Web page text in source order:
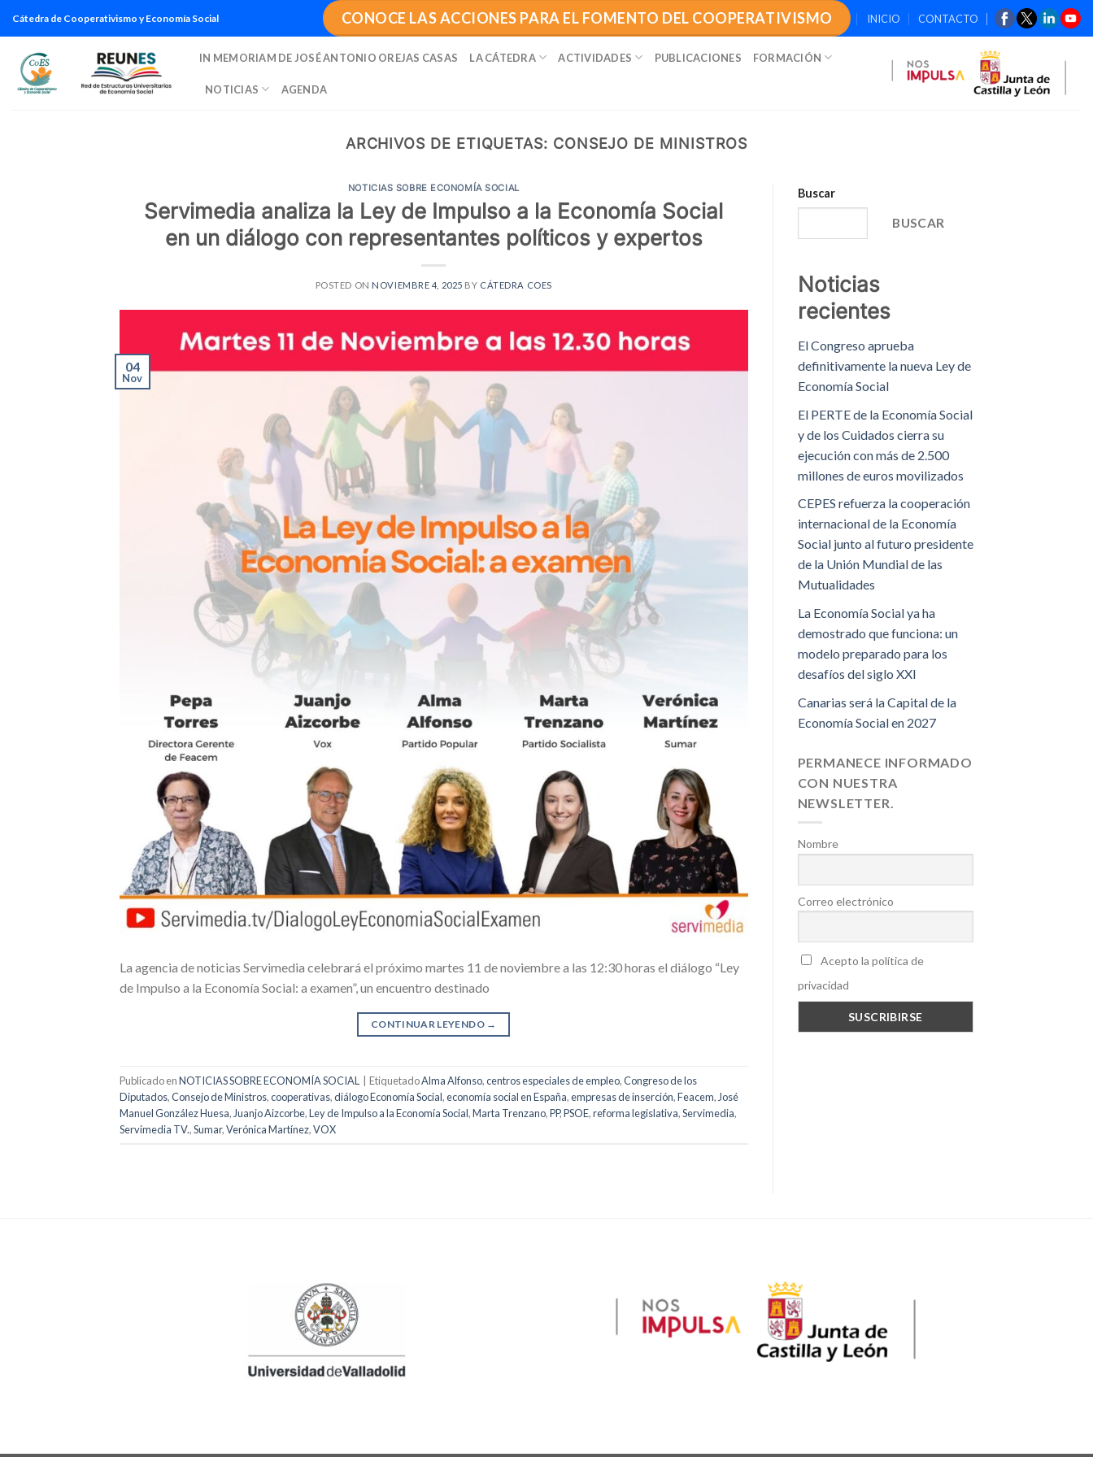
contenido
Cátedra de Cooperativismo y Economía Social CONOCE LAS ACCIONES PARA EL FOMENTO DEL COOPERATIVISMO INICIO CONTACTO
IN MEMORIAM DE JOSÉ ANTONIO OREJAS CASAS LA CÁTEDRA ACTIVIDADES PUBLICACIONES FORMACIÓN
NOTICIAS AGENDA
ARCHIVOS DE ETIQUETAS: CONSEJO DE MINISTROS
NOTICIAS SOBRE ECONOMÍA SOCIAL
Servimedia analiza la Ley de Impulso a la Economía Social
en un diálogo con representantes políticos y expertos
POSTED ON NOVIEMBRE 4, 2025 BY CÁTEDRA COES
04
Nov
La agencia de noticias Servimedia celebrará el próximo martes 11 de noviembre a las 12:30 horas el diálogo “Ley
de Impulso a la Economía Social: a examen”, un encuentro destinado
CONTINUAR LEYENDO →
Publicado enNOTICIAS SOBRE ECONOMÍA SOCIAL EtiquetadoAlma Alfonso,centros especiales de empleo,Congreso de los
Diputados,Consejo de Ministros,cooperativas,diálogo Economía Social,economía social en España,empresas de inserción,Feacem, José
Manuel González Huesa, Juanjo Aizcorbe,Ley de Impulso a la Economía Social,Marta Trenzano,PP,PSOE,reforma legislativa,Servimedia,
Servimedia TV.,Sumar,Verónica Martínez,VOX
Buscar
BUSCAR
Noticias
recientes
El Congreso aprueba
definitivamente la nueva Ley de
Economía Social
El PERTE de la Economía Social
y de los Cuidados cierra su
ejecución con más de 2.500
millones de euros movilizados
CEPES refuerza la cooperación
internacional de la Economía
Social junto al futuro presidente
de la Unión Mundial de las
Mutualidades
La Economía Social ya ha
demostrado que funciona: un
modelo preparado para los
desafíos del siglo XXI
Canarias será la Capital de la
Economía Social en 2027
PERMANECE INFORMADO
CON NUESTRA
NEWSLETTER.
Nombre
Correo electrónico
Acepto la política de
privacidad